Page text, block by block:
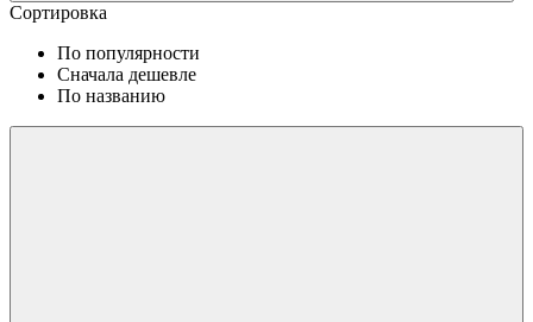
Сортировка
По популярности
Сначала дешевле
По названию